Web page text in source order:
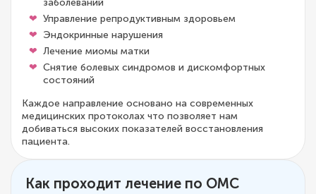
Управление репродуктивным здоровьем
Эндокринные нарушения
Лечение миомы матки
Снятие болевых синдромов и дискомфортных
состояний
Каждое направление основано на современных
медицинских протоколах что позволяет нам
добиваться высоких показателей восстановления
пациента.
Как проходит лечение по ОМС